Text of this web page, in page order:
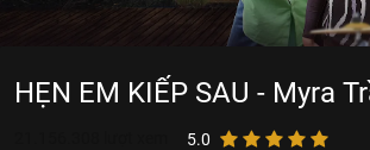
HẸN EM KIẾP SAU - Myra
5.0